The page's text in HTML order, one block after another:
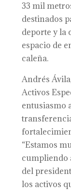
33 mil
destinados
deporte y la
espacio de
caleña.
Andrés
Activos
entusiasmo
“Estamos
cumpliendo
del
los activos